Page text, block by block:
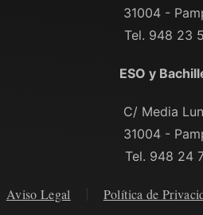
31004 -
Tel. 948 23
ESO y
C/ Media
31004 -
Tel. 948 24
Aviso Legal Política de